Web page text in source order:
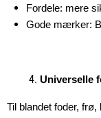
Fordele: mere
Gode mærker:
Universelle
Til blandet foder,